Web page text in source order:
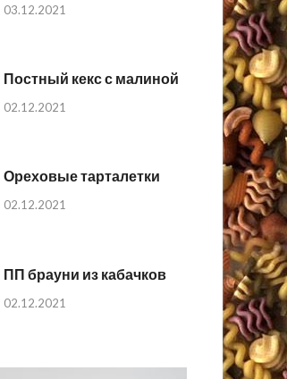
03.12.2021
Постный кекс с малиной
02.12.2021
Ореховые тарталетки
02.12.2021
ПП брауни из кабачков
02.12.2021